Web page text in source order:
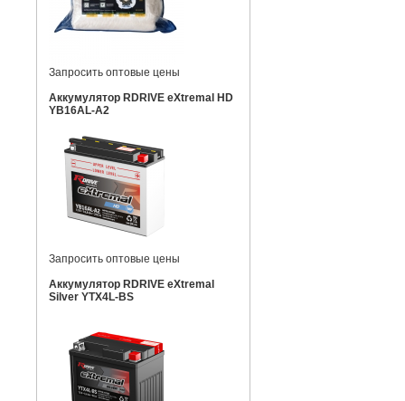
Запросить оптовые цены
Аккумулятор RDRIVE eXtremal HD
YB16AL-A2
Запросить оптовые цены
Аккумулятор RDRIVE eXtremal
Silver YTX4L-BS